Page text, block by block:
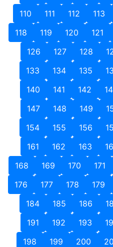
110
111 112 113
118
119 120 121
126
127 128
133
134 135
140
141 142
147
148 149
154
155 156
161
162 163
168
169 170 171
176
177 178 179
184
185 186
191
192 193
198
199 200